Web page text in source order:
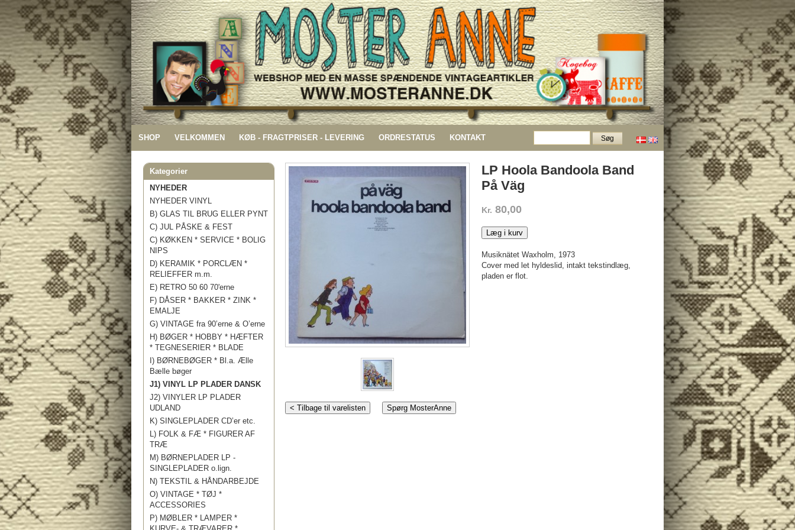
SHOP VELKOMMEN KØB - FRAGTPRISER - LEVERING ORDRESTATUS KONTAKT
Kategorier
NYHEDER
NYHEDER VINYL
B) GLAS TIL BRUG ELLER PYNT
C) JUL PÅSKE & FEST
C) KØKKEN * SERVICE * BOLIG
NIPS
D) KERAMIK * PORCLÆN *
RELIEFFER m.m.
E) RETRO 50 60 70'erne
F) DÅSER * BAKKER * ZINK *
EMALJE
G) VINTAGE fra 90’erne & O’erne
H) BØGER * HOBBY * HÆFTER
* TEGNESERIER * BLADE
I) BØRNEBØGER * Bl.a. Ælle
Bælle bøger
J1) VINYL LP PLADER DANSK
J2) VINYLER LP PLADER
UDLAND
K) SINGLEPLADER CD’er etc.
L) FOLK & FÆ * FIGURER AF
TRÆ
M) BØRNEPLADER LP -
SINGLEPLADER o.lign.
N) TEKSTIL & HÅNDARBEJDE
O) VINTAGE * TØJ *
ACCESSORIES
P) MØBLER * LAMPER *
LP Hoola Bandoola Band
På Väg
Kr. 80,00
Læg i kurv
Musiknätet Waxholm, 1973
Cover med let hyldeslid, intakt tekstindlæg,
pladen er flot.
< Tilbage til varelisten Spørg MosterAnne